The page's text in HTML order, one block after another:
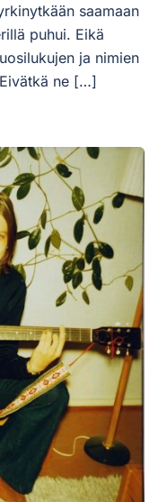
saamaan
puhui. Eikä
ja nimien
ne […]